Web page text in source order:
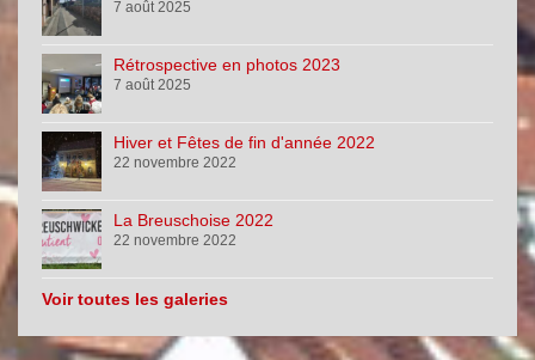
7 août 2025
Rétrospective en photos 2023
7 août 2025
Hiver et Fêtes de fin d'année 2022
22 novembre 2022
La Breuschoise 2022
22 novembre 2022
Voir toutes les galeries